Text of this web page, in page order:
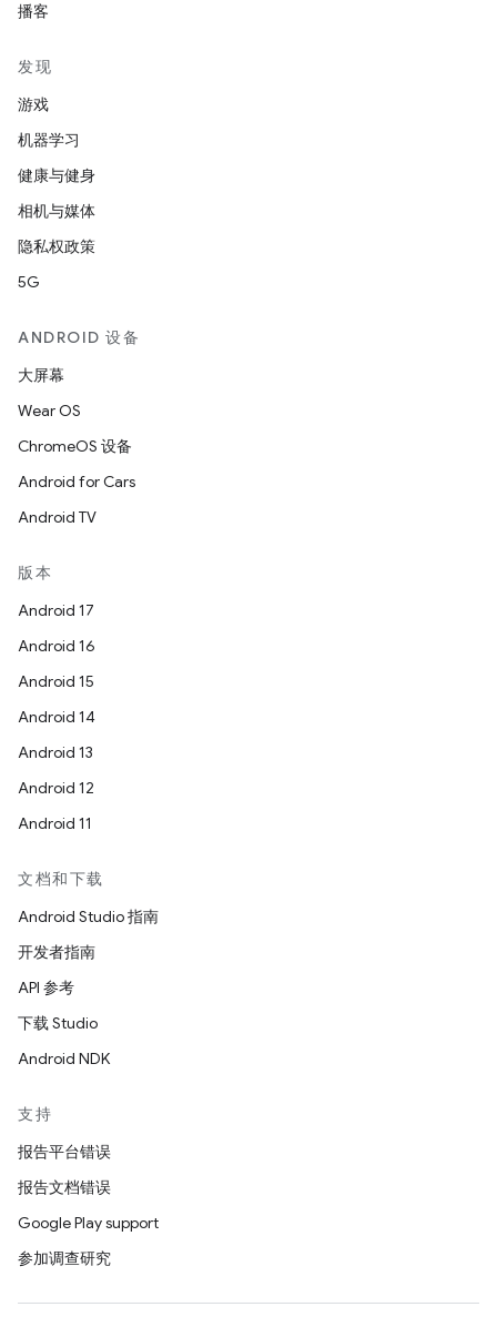
播客
发现
游戏
机器学习
健康与健身
相机与媒体
隐私权政策
5G
ANDROID 设备
大屏幕
Wear OS
ChromeOS 设备
Android for Cars
Android TV
版本
Android 17
Android 16
Android 15
Android 14
Android 13
Android 12
Android 11
文档和下载
Android Studio 指南
开发者指南
API 参考
下载 Studio
Android NDK
支持
报告平台错误
报告文档错误
Google Play support
参加调查研究